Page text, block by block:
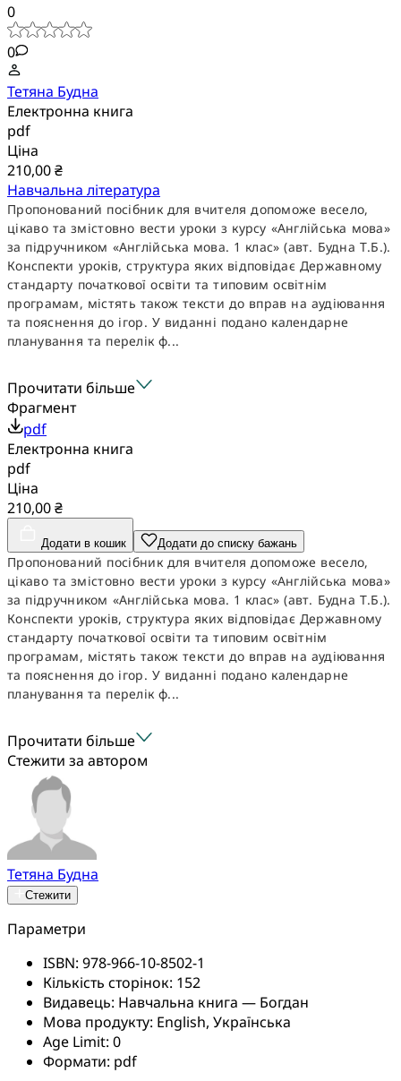
0
0
Тетяна Будна
Електронна книга
pdf
Ціна
210,00 ₴
Навчальна література
Пропонований посібник для вчителя допоможе весело,
цікаво та змістовно вести уроки з курсу «Англійська мова»
за підручником «Англійська мова. 1 клас» (авт. Будна Т.Б.).
Конспекти уроків, структура яких відповідає Державному
стандарту початкової освіти та типовим освітнім
програмам, містять також тексти до вправ на аудіювання
та пояснення до ігор. У виданні подано календарне
планування та перелік ф...
Прочитати більше
Фрагмент
pdf
Електронна книга
pdf
Ціна
210,00 ₴
Додати в кошик Додати до списку бажань
Пропонований посібник для вчителя допоможе весело,
цікаво та змістовно вести уроки з курсу «Англійська мова»
за підручником «Англійська мова. 1 клас» (авт. Будна Т.Б.).
Конспекти уроків, структура яких відповідає Державному
стандарту початкової освіти та типовим освітнім
програмам, містять також тексти до вправ на аудіювання
та пояснення до ігор. У виданні подано календарне
планування та перелік ф...
Прочитати більше
Стежити за автором
Тетяна Будна
Стежити
Параметри
ISBN: 978-966-10-8502-1
Кількість сторінок: 152
Видавець: Навчальна книга — Богдан
Мова продукту: English, Українська
Age Limit: 0
Формати: pdf